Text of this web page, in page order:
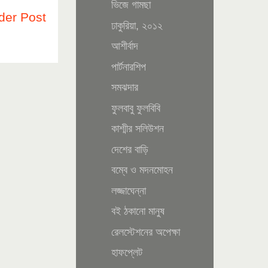
Post
ভিজে গামছা
ঢাকুরিয়া, ২০১২
আশীর্বাদ
পার্টনারশিপ
সমঝদার
ফুলবাবু ফুলবিবি
কাশ্মীর সলিউশন
দেশের বাড়ি
বম্বে ও মদনমোহন
লজ্জাঘেন্না
বই ঠকানো মানুষ
রেলস্টেশনের অপেক্ষা
হাফপ্লেট